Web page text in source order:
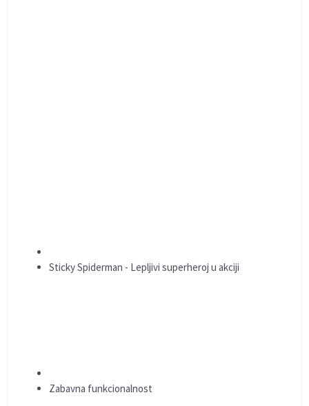
Sticky Spiderman - Lepljivi superheroj u akciji
Zabavna funkcionalnost